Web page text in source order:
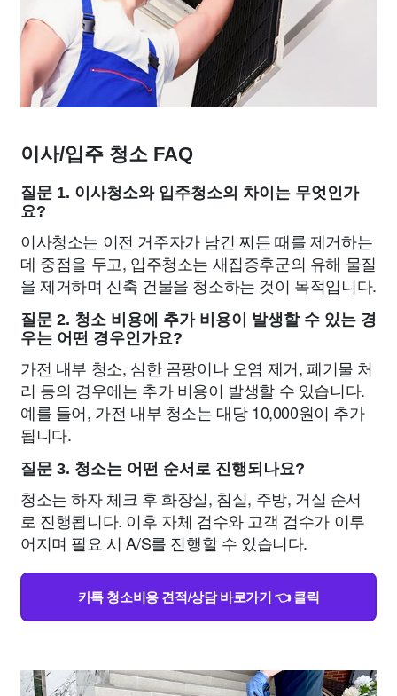
이사/입주 청소 FAQ
질문 1. 이사청소와 입주청소의 차이는 무엇인가
요?
이사청소는 이전 거주자가 남긴 찌든 때를 제거하는
데 중점을 두고, 입주청소는 새집증후군의 유해 물질
을 제거하며 신축 건물을 청소하는 것이 목적입니다.
질문 2. 청소 비용에 추가 비용이 발생할 수 있는 경
우는 어떤 경우인가요?
가전 내부 청소, 심한 곰팡이나 오염 제거, 폐기물 처
리 등의 경우에는 추가 비용이 발생할 수 있습니다.
예를 들어, 가전 내부 청소는 대당 10,000원이 추가
됩니다.
질문 3. 청소는 어떤 순서로 진행되나요?
청소는 하자 체크 후 화장실, 침실, 주방, 거실 순서
로 진행됩니다. 이후 자체 검수와 고객 검수가 이루
어지며 필요 시 A/S를 진행할 수 있습니다.
카톡 청소비용 견적/상담 바로가기 👈 클릭